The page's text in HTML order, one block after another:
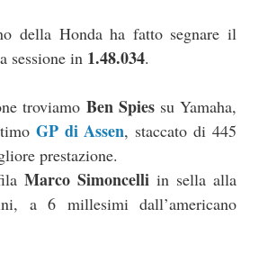
della Honda ha fatto segnare il
sessione in 1.48.034.
troviamo Ben Spiessu Yamaha,
GP di Assen, staccato di 445
prestazione.
Marco Simoncelli in sella alla
a 6 millesimi dall’americano